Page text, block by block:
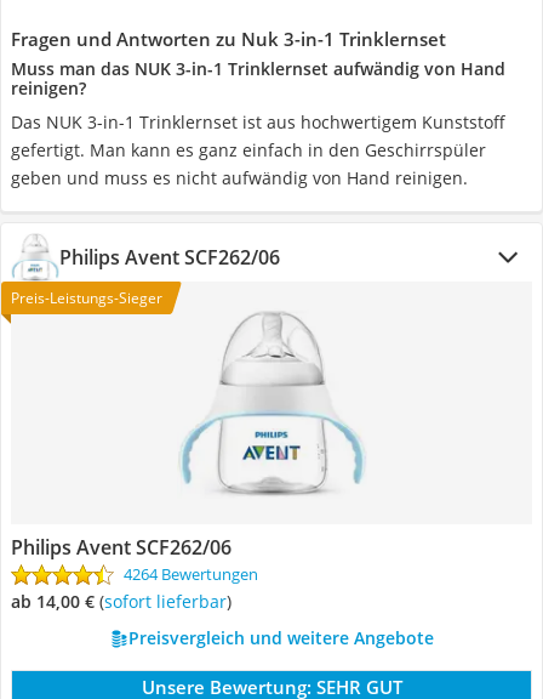
Fragen und Antworten zu Nuk 3-in-1 Trinklernset
Muss man das NUK 3-in-1 Trinklernset aufwändig von Hand
reinigen?
Das NUK 3-in-1 Trinklernset ist aus hochwertigem Kunststoff
gefertigt. Man kann es ganz einfach in den Geschirrspüler
geben und muss es nicht aufwändig von Hand reinigen.
Philips Avent SCF262/06
Preis-Leistungs-Sieger
Philips Avent SCF262/06
4264 Bewertungen
ab 14,00 € ( Sofort lieferbar)
Preisvergleich und weitere Angebote
Unsere Bewertung: SEHR GUT